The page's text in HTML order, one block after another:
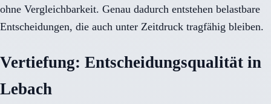
ohne Vergleichbarkeit. Genau dadurch entstehen belastbare
Entscheidungen, die auch unter Zeitdruck tragfähig bleiben.
Vertiefung: Entscheidungsqualität in
Lebach